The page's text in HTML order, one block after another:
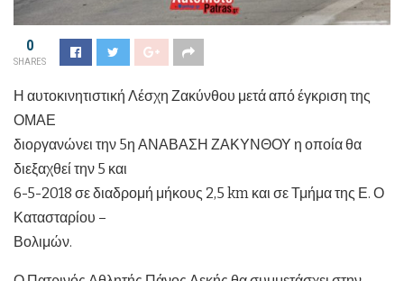
0
SHARES
Η αυτοκινητιστική Λέσχη Ζακύνθου μετά από έγκριση της
ΟΜΑΕ
διοργανώνει την 5η ΑΝΑΒΑΣΗ ΖΑΚΥΝΘΟΥ η οποία θα
διεξαχθεί την 5 και
6-5-2018 σε διαδρομή μήκους 2,5 km και σε Τμήμα της Ε. Ο
Κατασταρίου –
Βολιμών.